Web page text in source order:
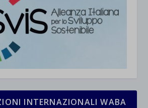
INTERNAZIONALI WABA